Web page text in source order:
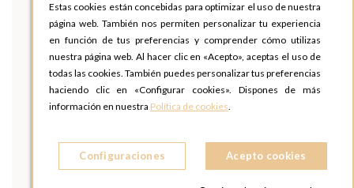
Estas cookies están concebidas para optimizar el uso de nuestra
página web. También nos permiten personalizar tu experiencia
en función de tus preferencias y comprender cómo utilizas
nuestra página web. Al hacer clic en «Acepto», aceptas el uso de
todas las cookies. También puedes personalizar tus preferencias
haciendo clic en «Configurar cookies». Dispones de más
información en nuestra Política de cookies.
Configuraciones Acepto cookies